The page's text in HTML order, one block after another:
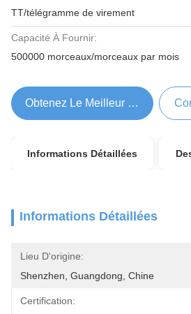
TT/télégramme de virement
Capacité À Fournir:
500000 morceaux/morceaux par mois
Obtenez Le Meilleur Prix
Informations Détaillées
Informations Détaillées
Lieu D'origine:
Shenzhen, Guangdong, Chine
Certification: